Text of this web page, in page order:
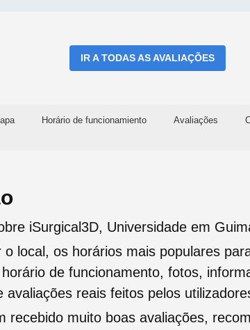
IR A TODAS AS AVALIAÇÕES
Horário de funcionamiento Avaliações
iSurgical3D, Universidade em
o local, os horários mais populares
de funcionamento, fotos,
avaliações reais feitos pelos
recebido muito boas avaliações,